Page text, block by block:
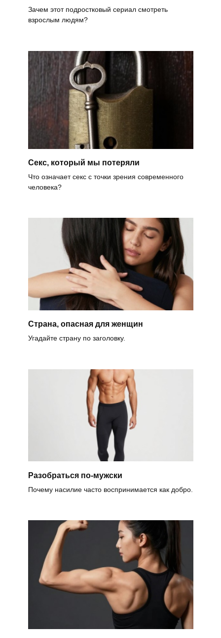
Зачем этот подростковый сериал смотреть
взрослым людям?
Секс, который мы потеряли
Что означает секс с точки зрения современного
человека?
Страна, опасная для женщин
Угадайте страну по заголовку.
Разобраться по-мужски
Почему насилие часто воспринимается как добро.